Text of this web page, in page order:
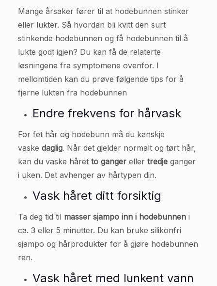
Mange årsaker fører til at hodebunnen stinker
eller lukter. Så hvordan bli kvitt den surt
stinkende hodebunnen og få hodebunnen til å
lukte godt igjen? Du kan få de relaterte
løsningene fra symptomene ovenfor. I
mellomtiden kan du prøve følgende tips for å
fjerne lukten fra hodebunnen
Endre frekvens for hårvask
For fet hår og hodebunn må du kanskje
vaske daglig. Når det gjelder normalt og tørt hår,
kan du vaske håret to gangereller tredjeganger
i uken. Det avhenger av hårtypen din.
Vask håret ditt forsiktig
Ta deg tid til masser sjampo inn i hodebunneni
ca. 3 eller 5 minutter. Du kan bruke silikonfri
sjampo og hårprodukter for å gjøre hodebunnen
ren.
Vask håret med lunkent vann